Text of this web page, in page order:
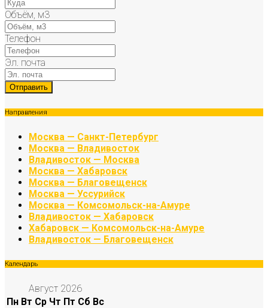
Объём, м3
Телефон
Эл. почта
Направления
Москва — Санкт-Петербург
Москва — Владивосток
Владивосток — Москва
Москва — Хабаровск
Москва — Благовещенск
Москва — Уссурийск
Москва — Комсомольск-на-Амуре
Владивосток — Хабаровск
Хабаровск — Комсомольск-на-Амуре
Владивосток — Благовещенск
Календарь
Август 2026
Пн Вт Ср Чт Пт Сб Вс